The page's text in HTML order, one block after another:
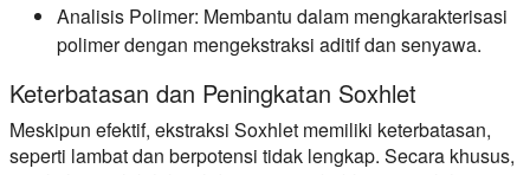
Analisis Polimer: Membantu dalam mengkarakterisasi
polimer dengan mengekstraksi aditif dan senyawa.
Keterbatasan dan Peningkatan Soxhlet
Meskipun efektif, ekstraksi Soxhlet memiliki keterbatasan,
seperti lambat dan berpotensi tidak lengkap. Secara khusus,